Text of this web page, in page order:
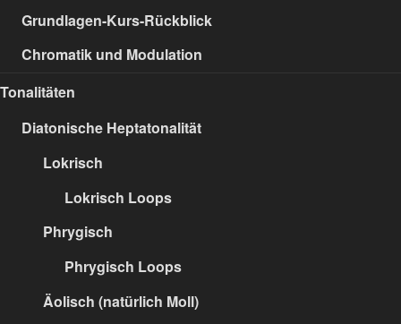
Grundlagen-Kurs-Rückblick
Chromatik und Modulation
Tonalitäten
Diatonische Heptatonalität
Lokrisch
Lokrisch Loops
Phrygisch
Phrygisch Loops
Äolisch (natürlich Moll)